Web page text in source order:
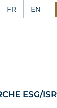
FR EN
ESG/ISR